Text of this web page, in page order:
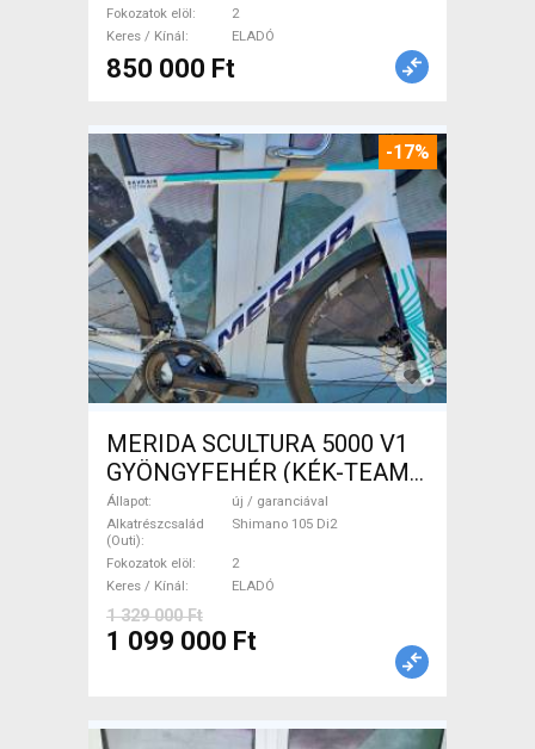
Fokozatok elöl
2
Keres / Kínál
ELADÓ
850 000 Ft
-17%
MERIDA SCULTURA 5000 V1
GYÖNGYFEHÉR (KÉK-TEAM)
( XS,S,M) Országúti Shimano
105 Di2 tárcsafék új /
garanciával ELADÓ
Állapot
új / garanciával
Alkatrészcsalád
(Outi)
Shimano 105 Di2
Fokozatok elöl
2
Keres / Kínál
ELADÓ
1 329 000 Ft
1 099 000 Ft